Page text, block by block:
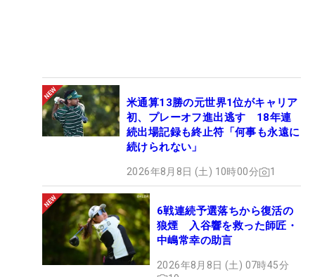
米通算13勝の元世界1位がキャリア
初、プレーオフ進出逃す 18年連
続出場記録も終止符「何事も永遠に
続けられない」
2026年8月8日 (土) 10時00分 1
6戦連続予選落ちから復活の
狼煙 入谷響を救った師匠・
中嶋常幸の助言
2026年8月8日 (土) 07時45分